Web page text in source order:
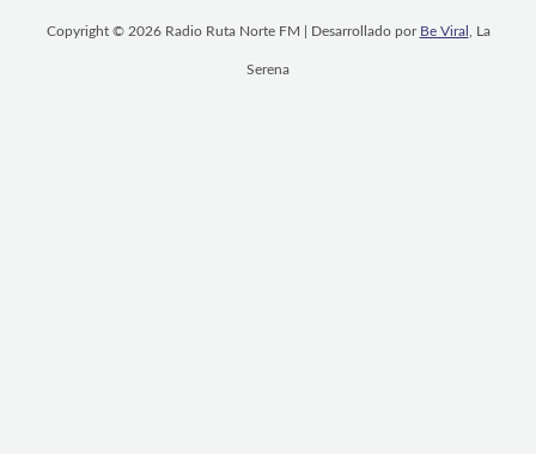
Copyright © 2026 Radio Ruta Norte FM | Desarrollado por Be Viral , La
Serena